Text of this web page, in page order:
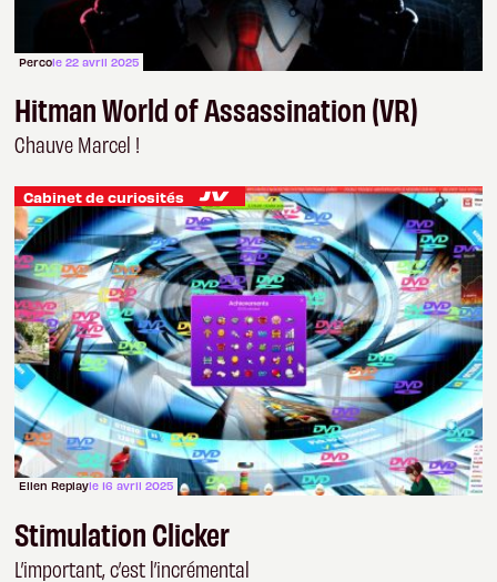
Percole 22 avril 2025
Hitman World of Assassination (VR)
Chauve Marcel !
Cabinet de curiosités
Ellen Replayle 16 avril 2025
Stimulation Clicker
L’important, c’est l’incrémental